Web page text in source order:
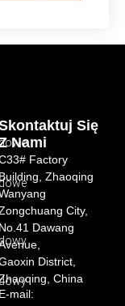
Się
Nami
Factory
Building, Zhaoqing
City,
No.41 Dawang
District,
China
E-mail: